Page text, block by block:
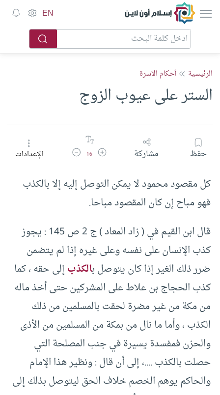
إسلام أون لاين EN
الرئيسية أحكام الاسرة
الستر على عيوب الزوج
حفظ مشاركة زيادة حجم الخط
16 تقليل حجم الخطالإعدادات
كل مقصود محمود لا يمكن التوصل إليه إلا بالكذب
فهو مباح إن كان المقصود مباحا.
قال ابن القيم في (‏ زاد المعاد )‏ ج ‏2 ص ‏145 :‏ يجوز
كذب الإنسان على نفسه وعلى غيره إذا لم يتضمن
ضرر ذلك الغير إذا كان يتوصل بالكذبإلى حقه ، كما
كذب الحجاج بن علاط على المشركين حتى أخذ ماله
من مكة من غير مضرة لحقت بالمسلمين من ذلك
الكذب ، وأما ما نال من بمكة من المسلمين من الأذى
والحزن فمفسدة يسيرة في جنب المصلحة التي
حصلت بالكذب .‏.‏.‏.‏، إلى أن قال :‏ ونظير هذا الإمام
والحاكم يوهم الخصم خلاف الحق ليتوصل بذلك إلى